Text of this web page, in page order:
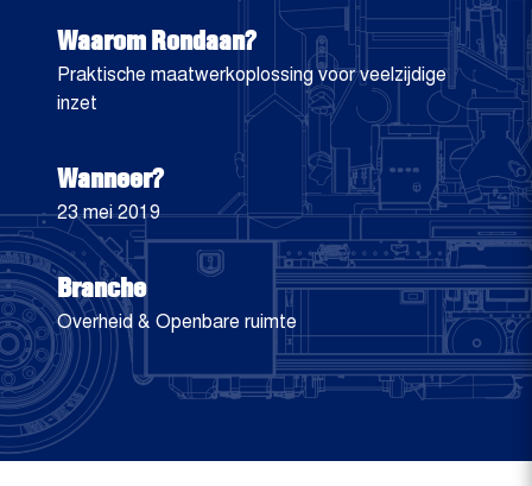
Waarom Rondaan?
Praktische maatwerkoplossing voor veelzijdige
inzet
Wanneer?
23 mei 2019
Branche
Overheid & Openbare ruimte